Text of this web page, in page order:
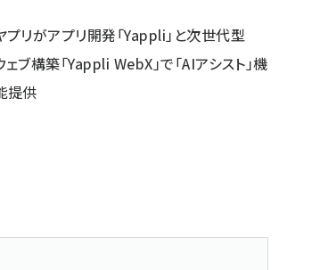
プリがアプリ開発「Yappli」と次世代型
ェブ構築「Yappli WebX」で「AIアシスト」機
提供